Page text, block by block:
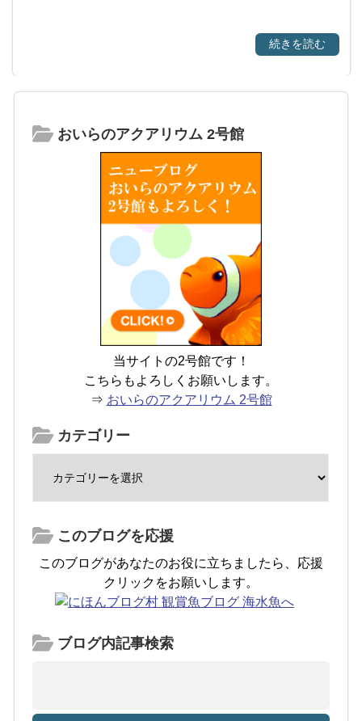
続きを読む
おいらのアクアリウム 2号館
当サイトの2号館です！
こちらもよろしくお願いします。
⇒ おいらのアクアリウム 2号館
カテゴリー
このブログを応援
このブログがあなたのお役に立ちましたら、応援
クリックをお願いします。
ブログ内記事検索